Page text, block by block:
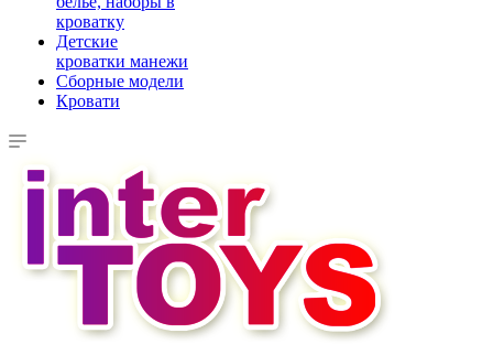
кроватку
Детские
кроватки манежи
Сборные модели
Кровати